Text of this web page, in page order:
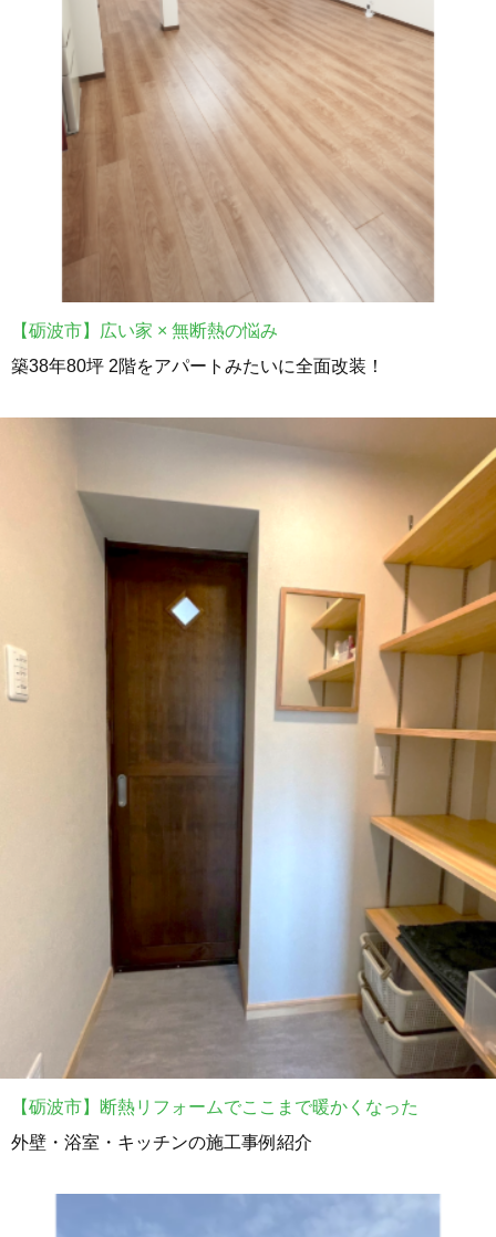
【砺波市】広い家 × 無断熱の悩み
築38年80坪 2階をアパートみたいに全面改装！
【砺波市】断熱リフォームでここまで暖かくなった
外壁・浴室・キッチンの施工事例紹介